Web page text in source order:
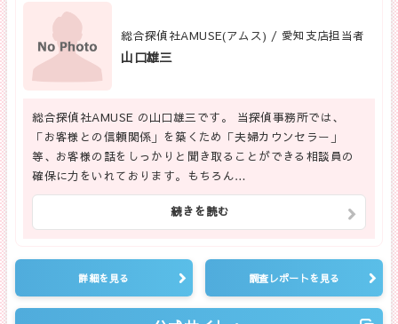
総合探偵社AMUSE(アムス) / 愛知支店担当者
山口雄三
総合探偵社AMUSE の山口雄三です。 当探偵事務所では、
「お客様との信頼関係」を築くため「夫婦カウンセラー」
等、お客様の話をしっかりと聞き取ることができる相談員の
確保に力をいれております。もちろん…
続きを読む
詳細を見る 調査レポートを見る